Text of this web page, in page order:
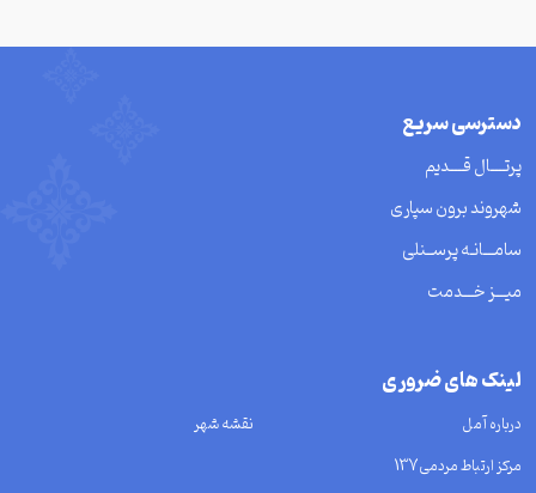
دسترسی سریع
پرتــــال قــــدیم
شهروند برون سپاری
سامـــانـه پرســنلی
میـــز خـــدمت
لینک های ضروری
درباره آمل
نقشه شهر
مرکز ارتباط مردمی137